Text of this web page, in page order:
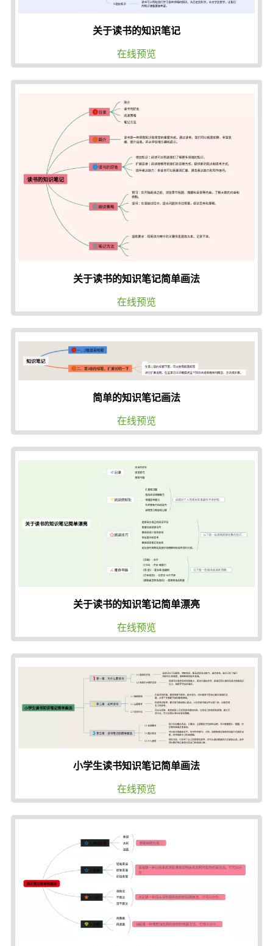
关于读书的知识笔记
在线预览
关于读书的知识笔记简单画法
在线预览
简单的知识笔记画法
在线预览
关于读书的知识笔记简单漂亮
在线预览
小学生读书知识笔记简单画法
在线预览